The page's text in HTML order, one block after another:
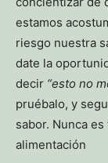
estamos
riesgo nuestra
date la
decir “esto no
pruébalo, y
sabor. Nunca
alimentación